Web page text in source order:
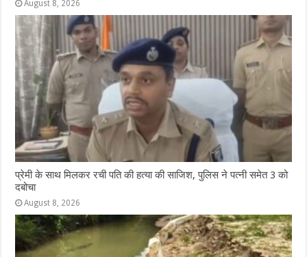
August 8, 2026
प्रेमी के साथ मिलकर रची पति की हत्या की साजिश, पुलिस ने पत्नी समेत 3 को
दबोचा
August 8, 2026